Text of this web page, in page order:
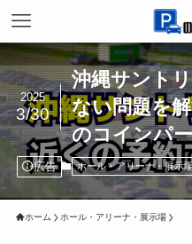
沖縄サント
ない問題を
のコインパ
2025
3/30
広告 ホール・アリーナ・展示
ホーム ホール・アリーナ・展示場